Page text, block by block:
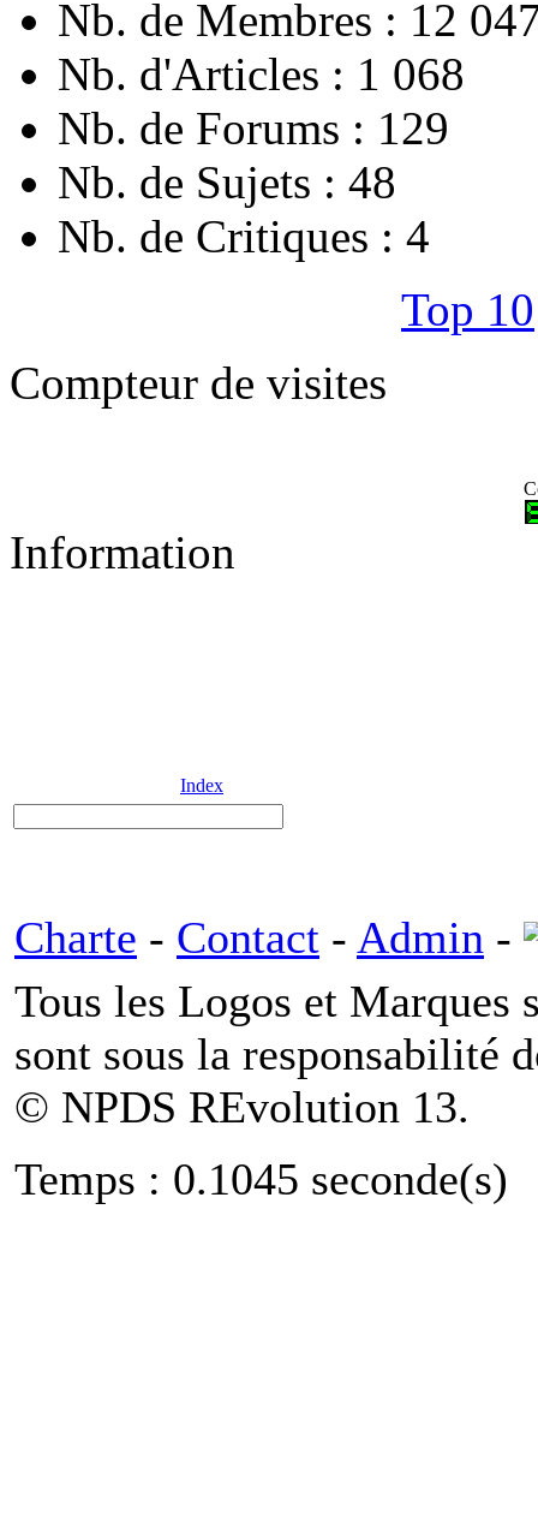
Nb. de Membres : 12
Nb. d'Articles : 1 068
Nb. de Forums : 129
Nb. de Sujets : 48
Nb. de Critiques : 4
Top 10
Compteur de visites
Information
Index
Charte - Contact - Admin -
Tous les Logos et Marques
sont sous la responsabilité
© NPDS REvolution 13.
Temps : 0.1045 seconde(s)